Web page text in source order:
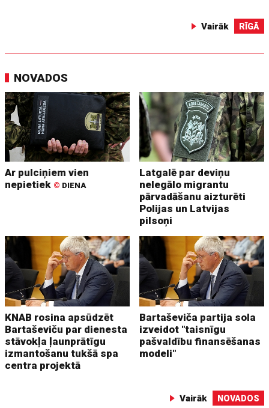
Vairāk RĪGĀ
NOVADOS
Ar pulciņiem vien
nepietiek © DIENA
Latgalē par deviņu
nelegālo migrantu
pārvadāšanu aizturēti
Polijas un Latvijas
pilsoņi
KNAB rosina apsūdzēt
Bartaševiču par dienesta
stāvokļa ļaunprātīgu
izmantošanu tukšā spa
centra projektā
Bartaševiča partija sola
izveidot "taisnīgu
pašvaldību finansēšanas
modeli"
Vairāk NOVADOS